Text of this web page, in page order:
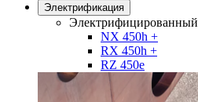
Электрификация
Электрифицированный
NX 450h +
RX 450h +
RZ 450e